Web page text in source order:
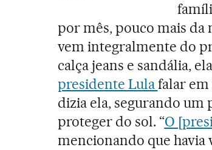
por mês, pouco mais da
vem integralmente do
calça jeans e sandália,
presidente Lulafalar em
dizia ela, segurando um
proteger do sol. “O
mencionando que havia